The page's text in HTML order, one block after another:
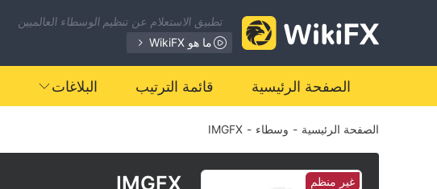
تطبيق الاستعلام عن تنظيم الوسطاء العالميين
ما هو WikiFX
الصفحة الرئيسية قائمة الترتيب البلاغات
الصفحة الرئيسية - وسطاء -
IMGFX
غير منظم
0
1
2
IMGFX